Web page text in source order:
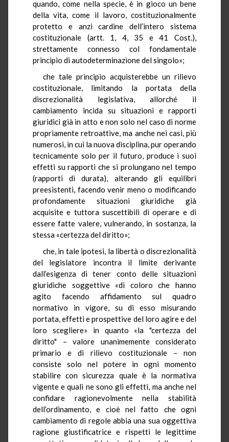
quando, come nella specie, è in gioco un bene
della vita, come il lavoro, costituzionalmente
protetto e anzi cardine dell’intero sistema
costituzionale (artt. 1, 4, 35 e 41 Cost.),
strettamente connesso col fondamentale
principio di autodeterminazione del singolo»;
che tale principio acquisterebbe un rilievo
costituzionale, limitando la portata della
discrezionalità legislativa, allorché il
cambiamento incida su situazioni e rapporti
giuridici già in atto e non solo nel caso di norme
propriamente retroattive, ma anche nei casi, più
numerosi, in cui la nuova disciplina, pur operando
tecnicamente solo per il futuro, produce i suoi
effetti su rapporti che si prolungano nel tempo
(rapporti di durata), alterando gli equilibri
preesistenti, facendo venir meno o modificando
profondamente situazioni giuridiche già
acquisite e tuttora suscettibili di operare e di
essere fatte valere, vulnerando, in sostanza, la
stessa «certezza del diritto»;
che, in tale ipotesi, la libertà o discrezionalità
del legislatore incontra il limite derivante
dall’esigenza di tener conto delle situazioni
giuridiche soggettive «di coloro che hanno
agito facendo affidamento sul quadro
normativo in vigore, su di esso misurando
portata, effetti e prospettive del loro agire e del
loro scegliere» in quanto «la "certezza del
diritto" – valore unanimemente considerato
primario e di rilievo costituzionale – non
consiste solo nel potere in ogni momento
stabilire con sicurezza quale è la normativa
vigente e quali ne sono gli effetti, ma anche nel
confidare ragionevolmente nella stabilità
dell’ordinamento, e cioè nel fatto che ogni
cambiamento di regole abbia una sua oggettiva
ragione giustificatrice e rispetti le legittime